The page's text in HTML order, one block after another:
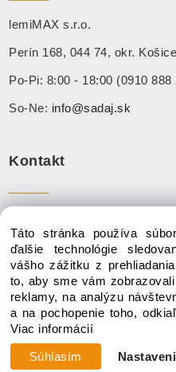
Cena
lemiMAX s.r.o.
Perín 168, 044 74, okr.
Po-Pi: 8:00 - 18:00 (0910 888
So-Ne: info@sadaj.sk
Kontakt
Mail:info@sadaj.sk
Copyright © 2020
Táto stránka používa
ďalšie technológie
vášho zážitku z
to, aby sme vám
reklamy, na analýzu
a na pochopenie toho,
Viac informácií
Súhlasím